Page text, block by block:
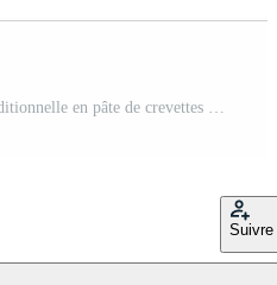
insigne de cuisine asiatique traditionnelle en pâte de crevettes Vecteur Gratuit
Suivre